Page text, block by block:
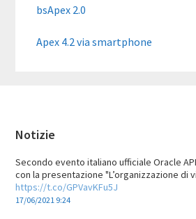
bsApex 2.0
Apex 4.2 via smartphone
Footer
Notizie
Secondo evento italiano ufficiale Oracle
con la presentazione "L’organizzazione di
https://t.co/GPVavKFu5J
17/06/2021 9:24